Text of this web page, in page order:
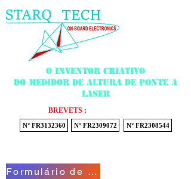
Formulário de Contato
O inventor criativo
do medidor de altura de ponte a
laser
BREVETS :
N° FR3132360 N° FR2309072 N° FR2308544